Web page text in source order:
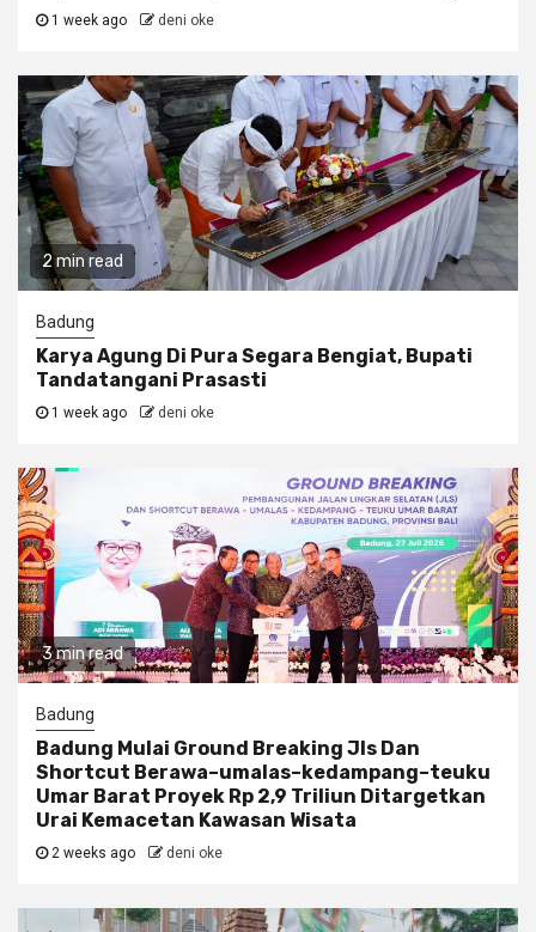
1 week ago deni oke
2 min read
Badung
Karya Agung Di Pura Segara Bengiat, Bupati
Tandatangani Prasasti
1 week ago deni oke
3 min read
Badung
Badung Mulai Ground Breaking Jls Dan
Shortcut Berawa–umalas–kedampang–teuku
Umar Barat Proyek Rp 2,9 Triliun Ditargetkan
Urai Kemacetan Kawasan Wisata
2 weeks ago deni oke